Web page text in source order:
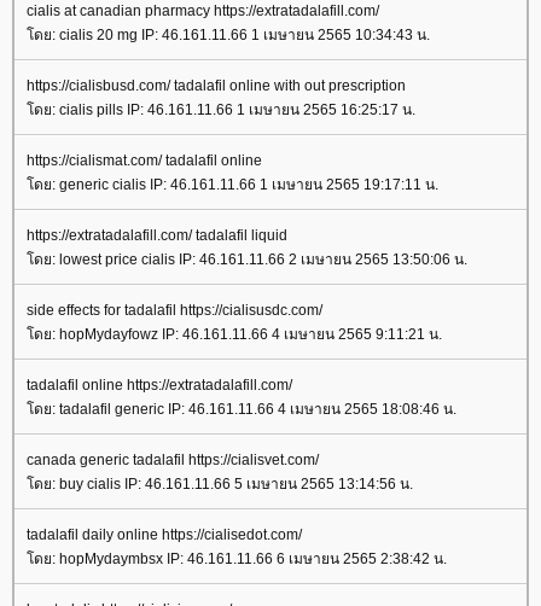
cialis at canadian pharmacy https://extratadalafill.com/
ดย: cialis 20 mg IP: 46.161.11.66 1 เมษายน 2565 10:34:43 น.
https://cialisbusd.com/ tadalafil online with out prescription
ดย: cialis pills IP: 46.161.11.66 1 เมษายน 2565 16:25:17 น.
https://cialismat.com/ tadalafil online
ดย: generic cialis IP: 46.161.11.66 1 เมษายน 2565 19:17:11 น.
https://extratadalafill.com/ tadalafil liquid
ดย: lowest price cialis IP: 46.161.11.66 2 เมษายน 2565 13:50:06 น.
side effects for tadalafil https://cialisusdc.com/
ดย: hopMydayfowz IP: 46.161.11.66 4 เมษายน 2565 9:11:21 น.
tadalafil online https://extratadalafill.com/
ดย: tadalafil generic IP: 46.161.11.66 4 เมษายน 2565 18:08:46 น.
canada generic tadalafil https://cialisvet.com/
ดย: buy cialis IP: 46.161.11.66 5 เมษายน 2565 13:14:56 น.
tadalafil daily online https://cialisedot.com/
ดย: hopMydaymbsx IP: 46.161.11.66 6 เมษายน 2565 2:38:42 น.